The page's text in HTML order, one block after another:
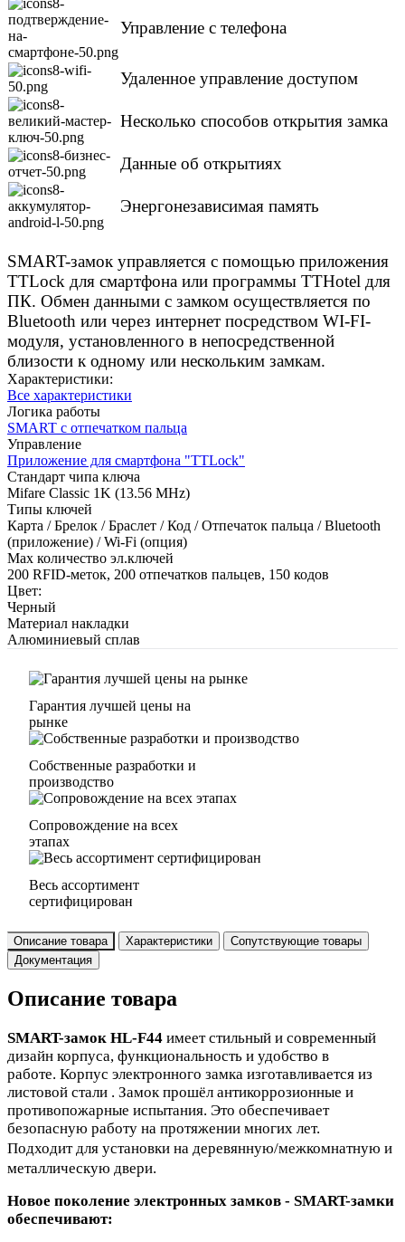
Управление с телефона
Удаленное управление доступом
Несколько способов открытия замка
Данные об открытиях
Энергонезависимая память
SMART-замок управляется с помощью приложения
TTLock для смартфона или программы TTHotel для
ПК. Обмен данными с замком осуществляется по
Bluetooth или через интернет посредством WI-FI-
модуля, установленного в непосредственной
близости к одному или нескольким замкам.
Характеристики:
Все характеристики
Логика работы
SMART с отпечатком пальца
Управление
Приложение для смартфона "TTLock"
Стандарт чипа ключа
Mifare Classic 1K (13.56 MHz)
Типы ключей
Карта / Брелок / Браслет / Код / Отпечаток пальца / Bluetooth
(приложение) / Wi-Fi (опция)
Max количество эл.ключей
200 RFID-меток, 200 отпечатков пальцев, 150 кодов
Цвет:
Черный
Материал накладки
Алюминиевый сплав
Гарантия лучшей цены на
рынке
Собственные разработки и
производство
Сопровождение на всех
этапах
Весь ассортимент
сертифицирован
Описание товара Характеристики
Сопутствующие товары
Документация
Описание товара
SMART-замок HL-F44 имеет стильный и современный
дизайн корпуса, функциональность и удобство в
работе. Корпус электронного замка изготавливается из
листовой стали . Замок прошёл антикоррозионные и
противопожарные испытания. Это обеспечивает
безопасную работу на протяжении многих лет.
Подходит для установки на деревянную/межкомнатную и
металлическую двери.
Новое поколение электронных замков - SMART-замки
обеспечивают: